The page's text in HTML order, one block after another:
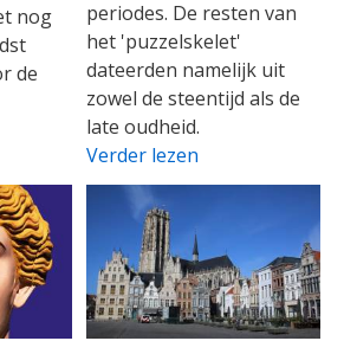
nog
de
periodes. De resten van
het 'puzzelskelet'
dateerden namelijk uit
zowel de steentijd als de
late oudheid.
Verder lezen